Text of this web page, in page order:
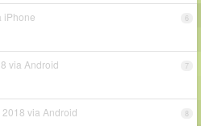
6
iPhone
7
via Android
8
2018 via Android